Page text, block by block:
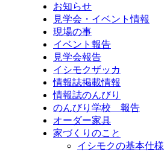
お知らせ
見学会・イベント情報
現場の事
イベント報告
見学会報告
イシモクザッカ
情報誌掲載情報
情報誌のんびり
のんびり学校 報告
オーダー家具
家づくりのこと
イシモクの基本仕様